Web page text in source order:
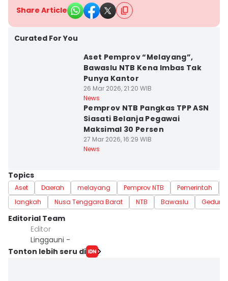
Share Article
Curated For You
Aset Pemprov “Melayang”,
Bawaslu NTB Kena Imbas Tak
Punya Kantor
26 Mar 2026, 21:20 WIB
News
Pemprov NTB Pangkas TPP ASN
Siasati Belanja Pegawai
Maksimal 30 Persen
27 Mar 2026, 16:29 WIB
News
Topics
Aset Daerah melayang Pemprov NTB Pemerintah
langkah
Nusa Tenggara Barat NTB Bawaslu Gedung
Editorial Team
Editor
Linggauni -
Tonton lebih seru di